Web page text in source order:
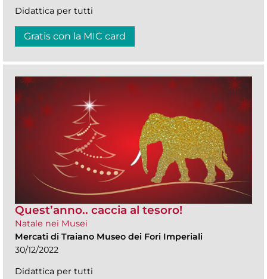
Didattica per tutti
Gratis con la MIC card
Quest’anno.. caccia al tesoro!
Natale nei Musei
Mercati di Traiano Museo dei Fori Imperiali
30/12/2022
Didattica per tutti